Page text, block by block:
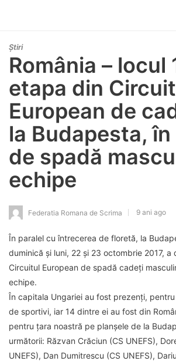
Știri
România – locul
etapa din
European de
la Budapesta,
de spadă
echipe
Federatia Romana de Scrima 9 ani ago
În paralel cu întrecerea de floretă, la
duminică și luni, 22 și 23 octombrie 2017, a
Circuitul European de spadă cadeți
echipe.
În capitala Ungariei au fost prezenți,
de sportivi, iar 14 dintre ei au fost din
pentru țara noastră pe planșele de la
următorii: Răzvan Crăciun (CS UNEFS),
UNEFS), Dan Dumitrescu (CS UNEFS),